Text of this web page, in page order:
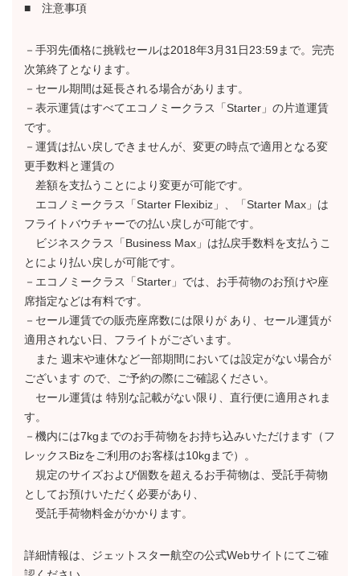
■ 注意事項
－手羽先価格に挑戦セールは2018年3月31日23:59まで。完売
次第終了となります。
－セール期間は延長される場合があります。
－表示運賃はすべてエコノミークラス「Starter」の片道運賃
です。
－運賃は払い戻しできませんが、変更の時点で適用となる変
更手数料と運賃の
差額を支払うことにより変更が可能です。
エコノミークラス「Starter Flexibiz」、「Starter Max」は
フライトバウチャーでの払い戻しが可能です。
ビジネスクラス「Business Max」は払戻手数料を支払うこ
とにより払い戻しが可能です。
－エコノミークラス「Starter」では、お手荷物のお預けや座
席指定などは有料です。
－セール運賃での販売座席数には限りが あり、セール運賃が
適用されない日、フライトがございます。
また 週末や連休など一部期間においては設定がない場合が
ございます ので、ご予約の際にご確認ください。
セール運賃は 特別な記載がない限り、直行便に適用されま
す。
－機内には7kgまでのお手荷物をお持ち込みいただけます（フ
レックスBizをご利用のお客様は10kgまで）。
規定のサイズおよび個数を超えるお手荷物は、受託手荷物
としてお預けいただく必要があり、
受託手荷物料金がかかります。
詳細情報は、ジェットスター航空の公式Webサイトにてご確